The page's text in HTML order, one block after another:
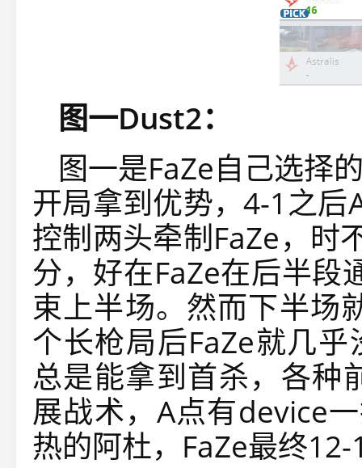
图一Dust2：
图一是FaZe自己选择
开局拿到优势，4-1之
控制两头牵制FaZe，时
分，好在FaZe在后半段
束上半场。然而下半场
个长枪局后FaZe就几
总是能拿到首杀，各种
展战术，A点有device
热的阿杜，FaZe最终